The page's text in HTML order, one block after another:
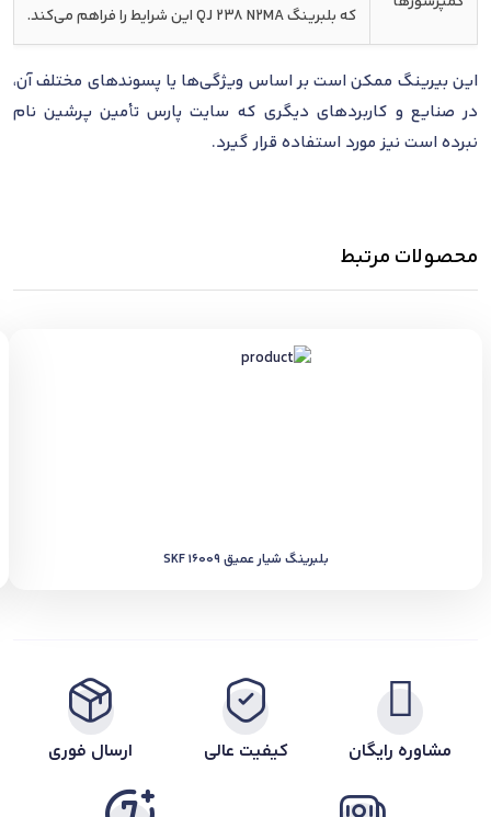
که بلبرینگ QJ 238 N2MA این شرایط را فراهم می‌کند.
این بیرینگ ممکن است بر اساس ویژگی‌ها یا پسوندهای مختلف آن،
در صنایع و کاربردهای دیگری که سایت پارس تأمین پرشین نام
نبرده است نیز مورد استفاده قرار گیرد.
محصولات مرتبط
بلبرینگ شیار عمیق SKF 16009
مشاوره رایگان کیفیت عالی ارسال فوری